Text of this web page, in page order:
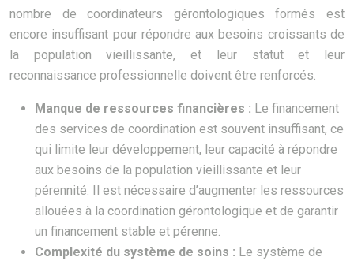
nombre de coordinateurs gérontologiques formés est
encore insuffisant pour répondre aux besoins croissants de
la population vieillissante, et leur statut et leur
reconnaissance professionnelle doivent être renforcés.
Manque de ressources financières : Le financement
des services de coordination est souvent insuffisant, ce
qui limite leur développement, leur capacité à répondre
aux besoins de la population vieillissante et leur
pérennité. Il est nécessaire d’augmenter les ressources
allouées à la coordination gérontologique et de garantir
un financement stable et pérenne.
Complexité du système de soins : Le système de